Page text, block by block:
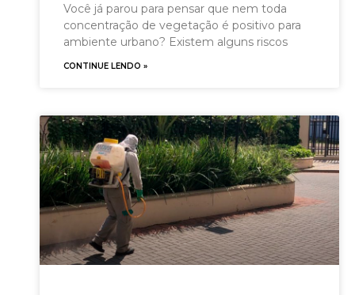
Você já parou para pensar que nem toda
concentração de vegetação é positivo para
ambiente urbano? Existem alguns riscos
CONTINUE LENDO »